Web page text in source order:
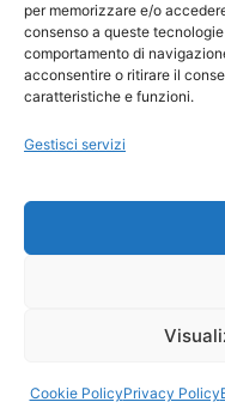
per memorizzare e/o
consenso a queste
comportamento di
acconsentire o ritirare il
caratteristiche e funzioni.
Gestisci servizi
Cookie PolicyPrivacy Policy
Ora Esatta in Italia
Ti Senti Strano
la Risonanza di
Come Sapere Se
Copyright 2026
📰 Contenuto
Privacy Coockie